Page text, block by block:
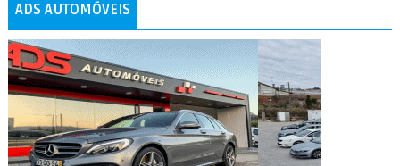
ADS AUTOMÓVEIS